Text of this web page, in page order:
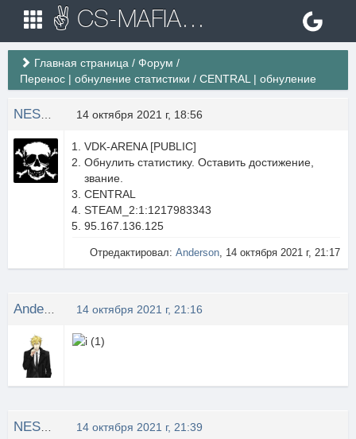
✌ CS-MAFIA.RU ✌ Игровые сервера Counter Strike 1.6
Главная страница / Форум /
Перенос | обнуление статистики / CENTRAL | обнуление
14 октября 2021 г, 18:56
VDK-ARENA [PUBLIC]
Обнулить статистику. Оставить достижение,
звание.
CENTRAL
STEAM_2:1:1217983343
95.167.136.125
Отредактировал: Anderson, 14 октября 2021 г, 21:17
14 октября 2021 г, 21:16
14 октября 2021 г, 21:39